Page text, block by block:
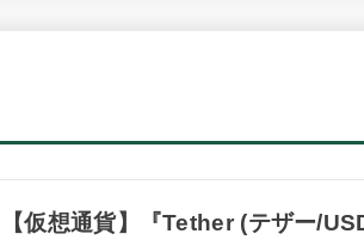
【仮想通貨】『Tether (テザー/